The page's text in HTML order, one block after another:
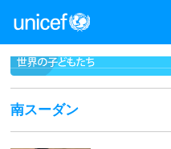
南スーダン